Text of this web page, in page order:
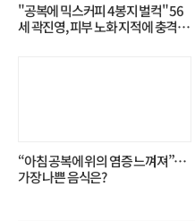
"공복에 믹스커피 4봉지 벌컥" 56
세 곽진영, 피부 노화 지적에 충격…
“아침 공복에 위의 염증 느껴져”…
가장 나쁜 음식은?